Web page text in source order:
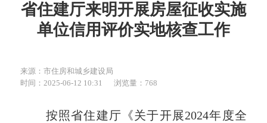
省住建厅来明开展房屋征收实施
单位信用评价实地核查工作
来源：市住房和城乡建设局
时间：2025-06-12 10:31
浏览量：768
按照省住建厅《关于开展2024年度全